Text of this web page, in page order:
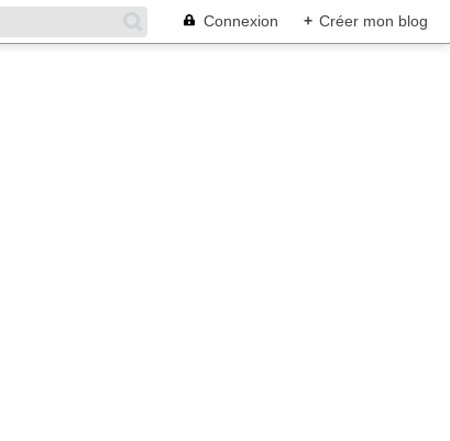
Connexion + Créer mon blog